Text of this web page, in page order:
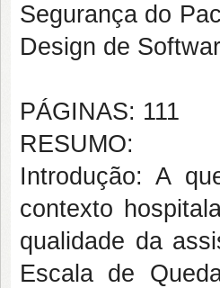
Segurança do
Design de
PÁGINAS: 111
RESUMO:
Introdução: A
contexto
qualidade da
Escala de